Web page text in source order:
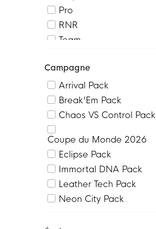
Predator
Razor
SKX_2
teamGOAL
teamLIGA
Tech Fleece
Tekela
Tiempo Maestro
Tiempo Streetgato
Tiro 26
Tiro Travel
Ultra
Pro
RNR
Team
Ultimate
Campagne
Arrival Pack
Break'Em Pack
Chaos VS Control Pack
Coupe du Monde 2026
Eclipse Pack
Immortal DNA Pack
Leather Tech Pack
Neon City Pack